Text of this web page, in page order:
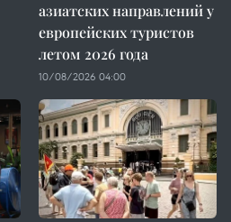
азиатских направлений у
европейских туристов
летом 2026 года
10/08/2026 04:00